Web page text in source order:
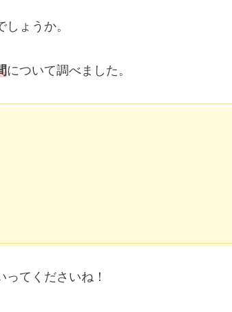
ょうか。
について調べました。
てくださいね！